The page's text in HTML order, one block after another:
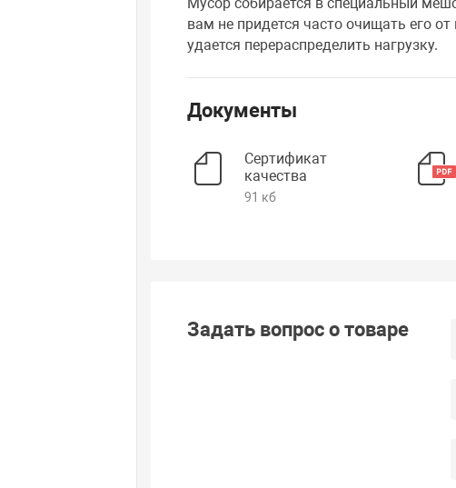
вам не придется часто очищать его
удается перераспределить нагрузку.
Документы
Сертификат
качества
91 кб
Задать вопрос о товаре